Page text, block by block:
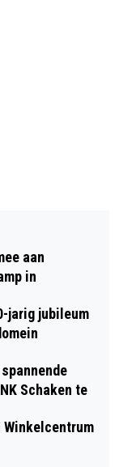
VAN
MET
IN
aan
in
jarig jubileum
Schaken te